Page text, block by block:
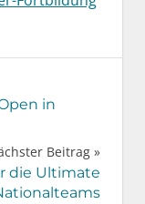
in
Beitrag
die Ultimate